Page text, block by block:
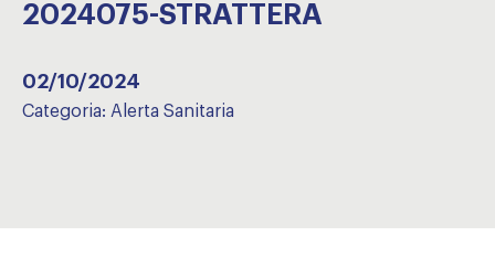
2024075-STRATTERA
02/10/2024
Categoria: Alerta Sanitaria